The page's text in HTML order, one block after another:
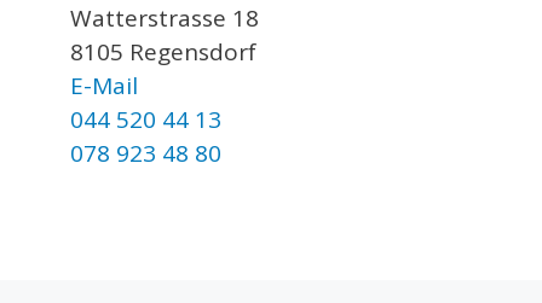
Watterstrasse 18
8105 Regensdorf
E-Mail
044 520 44 13
078 923 48 80